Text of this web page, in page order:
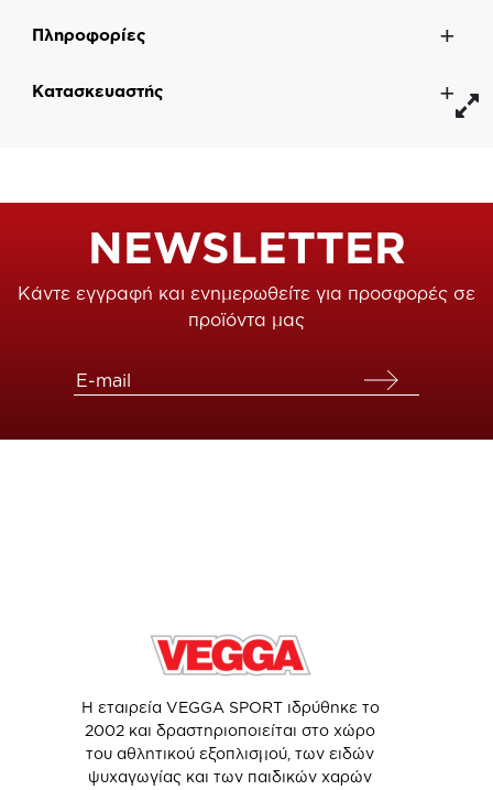
Πληροφορίες
Κατασκευαστής
NEWSLETTER
Κάντε εγγραφή και ενημερωθείτε για προσφορές σε
προϊόντα μας
Η εταιρεία VEGGA SPORT ιδρύθηκε το
2002 και δραστηριοποιείται στο χώρο
του αθλητικού εξοπλισμού, των ειδών
ψυχαγωγίας και των παιδικών χαρών